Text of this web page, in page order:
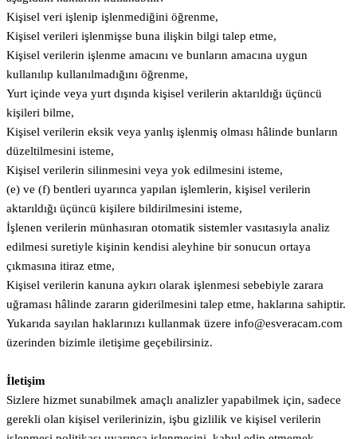
Kişisel veri işlenip işlenmediğini öğrenme,
Kişisel verileri işlenmişse buna ilişkin bilgi talep etme,
Kişisel verilerin işlenme amacını ve bunların amacına uygun
kullanılıp kullanılmadığını öğrenme,
Yurt içinde veya yurt dışında kişisel verilerin aktarıldığı üçüncü
kişileri bilme,
Kişisel verilerin eksik veya yanlış işlenmiş olması hâlinde bunların
düzeltilmesini isteme,
Kişisel verilerin silinmesini veya yok edilmesini isteme,
(e) ve (f) bentleri uyarınca yapılan işlemlerin, kişisel verilerin
aktarıldığı üçüncü kişilere bildirilmesini isteme,
İşlenen verilerin münhasıran otomatik sistemler vasıtasıyla analiz
edilmesi suretiyle kişinin kendisi aleyhine bir sonucun ortaya
çıkmasına itiraz etme,
Kişisel verilerin kanuna aykırı olarak işlenmesi sebebiyle zarara
uğraması hâlinde zararın giderilmesini talep etme, haklarına sahiptir.
Yukarıda sayılan haklarınızı kullanmak üzere info@esveracam.com
üzerinden bizimle iletişime geçebilirsiniz.
İletişim
Sizlere hizmet sunabilmek amaçlı analizler yapabilmek için, sadece
gerekli olan kişisel verilerinizin, işbu gizlilik ve kişisel verilerin